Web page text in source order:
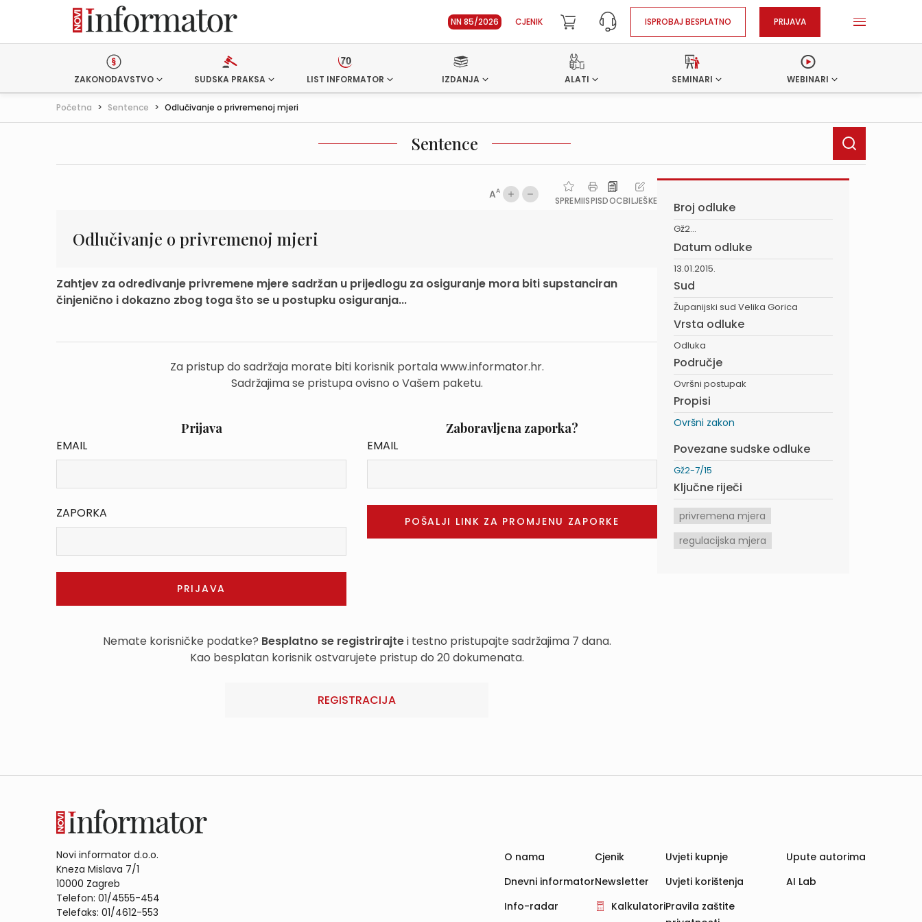
NN 85/2026 CJENIK ISPROBAJ BESPLATNO PRIJAVA
ZAKONODAVSTVO SUDSKA PRAKSA LIST INFORMATOR IZDANJA ALATI SEMINARI WEBINARI
Početna > Sentence > Odlučivanje o privremenoj mjeri
Sentence
AA
SPREMIISPISDOCBILJEŠKE
Odlučivanje o privremenoj mjeri
Zahtjev za određivanje privremene mjere sadržan u prijedlogu za osiguranje mora biti supstanciran
činjenično i dokazno zbog toga što se u postupku osiguranja...
Za pristup do sadržaja morate biti korisnik portala www.informator.hr.
Sadržajima se pristupa ovisno o Vašem paketu.
Prijava
EMAIL
ZAPORKA
Zaboravljena zaporka?
EMAIL
Nemate korisničke podatke? Besplatno se registrirajtei testno pristupajte sadržajima 7 dana.
Kao besplatan korisnik ostvarujete pristup do 20 dokumenata.
REGISTRACIJA
Broj odluke
Gž2...
Datum odluke
13.01.2015.
Sud
Županijski sud Velika Gorica
Vrsta odluke
Odluka
Područje
Ovršni postupak
Propisi
Ovršni zakon
Povezane sudske odluke
Gž2-7/15
Ključne riječi
privremena mjera
regulacijska mjera
Novi informator d.o.o.
Kneza Mislava 7/1
10000 Zagreb
Telefon: 01/4555-454
Telefaks: 01/4612-553
O nama
Dnevni informator
Info-radar
Cjenik
Newsletter
Kalkulatori
Uvjeti kupnje
Uvjeti korištenja
Pravila zaštite
Upute autorima
AI Lab